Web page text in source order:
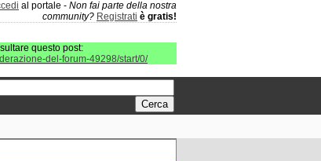
al portale - Non fai parte della nostra
community? Registrati è gratis!
questo post:
del-forum-49298/start/0/